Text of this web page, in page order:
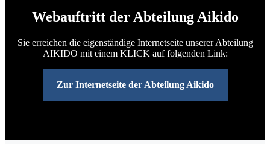
Webauftritt der Abteilung Aikido
Sie erreichen die eigenständige Internetseite unserer Abteilung
AIKIDO mit einem KLICK auf folgenden Link:
Zur Internetseite der Abteilung Aikido